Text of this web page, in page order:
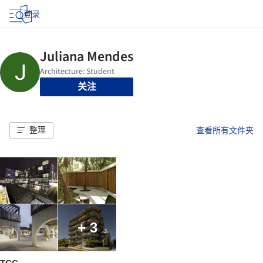
登录
关注
整理 查看所有文件夹
+ 3